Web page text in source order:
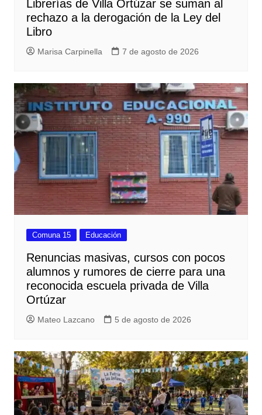
Librerías de Villa Ortúzar se suman al
rechazo a la derogación de la Ley del
Libro
Marisa Carpinella 7 de agosto de 2026
Comuna 15 Educación
Renuncias masivas, cursos con pocos
alumnos y rumores de cierre para una
reconocida escuela privada de Villa
Ortúzar
Mateo Lazcano 5 de agosto de 2026